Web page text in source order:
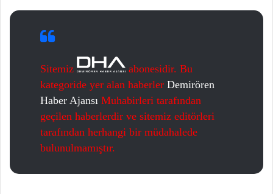
Sitemiz
abonesidir. Bu
kategoride yer alan haberler Demirören
Haber Ajansı Muhabirleri tarafından
geçilen haberlerdir ve sitemiz editörleri
tarafından herhangi bir müdahalede
bulunulmamıştır.